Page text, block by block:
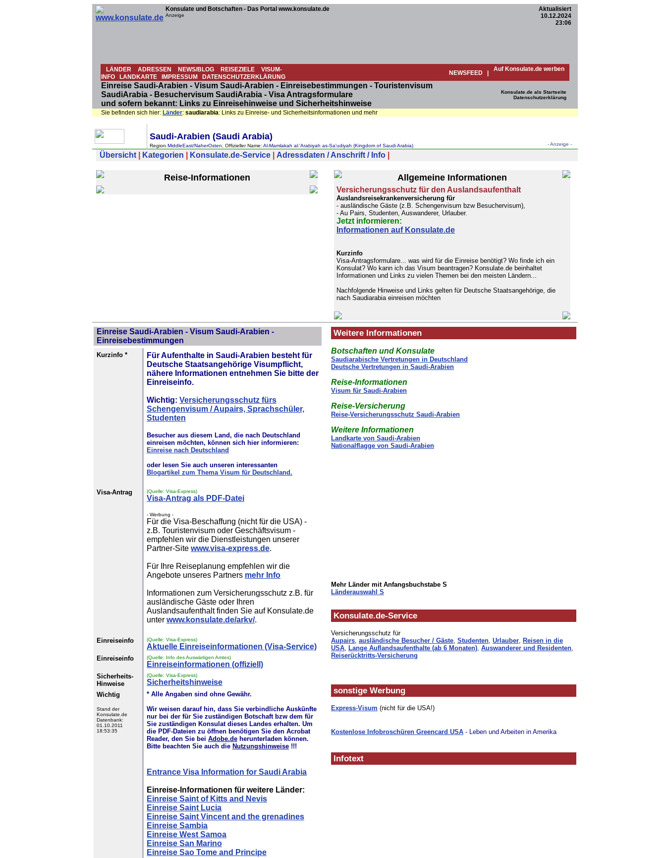
Konsulate und Botschaften - Das Portal www.konsulate.de
Anzeige
Aktualisiert
10.12.2024
23:06
LÄNDER ADRESSEN NEWS/BLOG REISEZIELE
VISUM-
INFO
LANDKARTE IMPRESSUM DATENSCHUTZERKLÄRUNG
NEWSFEED
Auf Konsulate.de werben
Einreise Saudi-Arabien - Visum Saudi-Arabien - Einreisebestimmungen - Touristenvisum
SaudiArabia - Besuchervisum SaudiArabia - Visa Antragsformulare
und sofern bekannt: Links zu Einreisehinweise und Sicherheitshinweise
Konsulate.de als Startseite
Datenschutzerklärung
Sie befinden sich hier: Länder: saudiarabia: Links zu Einreise- und Sicherheitsinformationen und mehr
Saudi-Arabien (Saudi Arabia)
Region MiddleEast/NaherOsten , Offizieller Name: Al-Mamlakah al-'Arabiyah as-Sa'udiyah (Kingdom of Saudi Arabia) - Anzeige -
Übersicht Kategorien Konsulate.de-Service Adressdaten / Anschrift / Info
Reise-Informationen Allgemeine Informationen
Versicherungsschutz für den Auslandsaufenthalt
Auslandsreisekrankenversicherung für
- ausländische Gäste (z.B. Schengenvisum bzw Besuchervisum),
- Au Pairs, Studenten, Auswanderer, Urlauber.
Jetzt informieren:
Informationen auf Konsulate.de
Kurzinfo
Visa-Antragsformulare... was wird für die Einreise benötigt? Wo finde ich ein
Konsulat? Wo kann ich das Visum beantragen? Konsulate.de beinhaltet
Informationen und Links zu vielen Themen bei den meisten Ländern...
Nachfolgende Hinweise und Links gelten für Deutsche Staatsangehörige, die
nach Saudiarabia einreisen möchten
Einreise Saudi-Arabien - Visum Saudi-Arabien -
Einreisebestimmungen
Kurzinfo *
Für Aufenthalte in Saudi-Arabien besteht für
Deutsche Staatsangehörige Visumpflicht,
nähere Informationen entnehmen Sie bitte der
Einreiseinfo.
Wichtig: Versicherungsschutz fürs
Schengenvisum / Aupairs, Sprachschüler,
Studenten
Besucher aus diesem Land, die nach Deutschland
einreisen möchten, können sich hier informieren:
Einreise nach Deutschland
oder lesen Sie auch unseren interessanten
Blogartikel zum Thema Visum für Deutschland.
Visa-Antrag (Quelle: Visa-Express)
Visa-Antrag als PDF-Datei
- Werbung -
Für die Visa-Beschaffung (nicht für die USA) -
z.B. Touristenvisum oder Geschäftsvisum -
empfehlen wir die Dienstleistungen unserer
Partner-Site www.visa-express.de.
Für Ihre Reiseplanung empfehlen wir die
Angebote unseres Partners mehr Info
Informationen zum Versicherungsschutz z.B. für
ausländische Gäste oder Ihren
Auslandsaufenthalt finden Sie auf Konsulate.de
unter www.konsulate.de/arkv/.
Einreiseinfo (Quelle: Visa-Express)
Aktuelle Einreiseinformationen (Visa-Service)
Einreiseinfo (Quelle: Info des Auswärtigen Amtes)
Einreiseinformationen (offiziell)
Sicherheits-
Hinweise
(Quelle: Visa-Express)
Sicherheitshinweise
Wichtig
Stand der
Konsulate.de
Datenbank:
01.10.2011
18:53:35
* Alle Angaben sind ohne Gewähr.
Wir weisen darauf hin, dass Sie verbindliche Auskünfte
nur bei der für Sie zuständigen Botschaft bzw dem für
Sie zuständigen Konsulat dieses Landes erhalten. Um
die PDF-Dateien zu öffnen benötigen Sie den Acrobat
Reader, den Sie bei Adobe.de herunterladen können.
Bitte beachten Sie auch die Nutzungshinweise !!!
Entrance Visa Information for Saudi Arabia
Einreise-Informationen für weitere Länder:
Einreise Saint of Kitts and Nevis
Einreise Saint Lucia
Einreise Saint Vincent and the grenadines
Einreise Sambia
Einreise West Samoa
Einreise San Marino
Einreise Sao Tome and Principe
Weitere Informationen
Botschaften und Konsulate
Saudiarabische Vertretungen in Deutschland
Deutsche Vertretungen in Saudi-Arabien
Reise-Informationen
Visum für Saudi-Arabien
Reise-Versicherung
Reise-Versicherungsschutz Saudi-Arabien
Weitere Informationen
Landkarte von Saudi-Arabien
Nationalflagge von Saudi-Arabien
Mehr Länder mit Anfangsbuchstabe S
Länderauswahl S
Konsulate.de-Service
Versicherungsschutz für
Aupairs, ausländische Besucher / Gäste, Studenten, Urlauber, Reisen in die
USA, Lange Auflandsaufenthalte (ab 6 Monaten), Auswanderer und Residenten,
Reiserücktritts-Versicherung
sonstige Werbung
Express-Visum (nicht für die USA!)
Kostenlose Infobroschüren Greencard USA - Leben und Arbeiten in Amerika
Infotext